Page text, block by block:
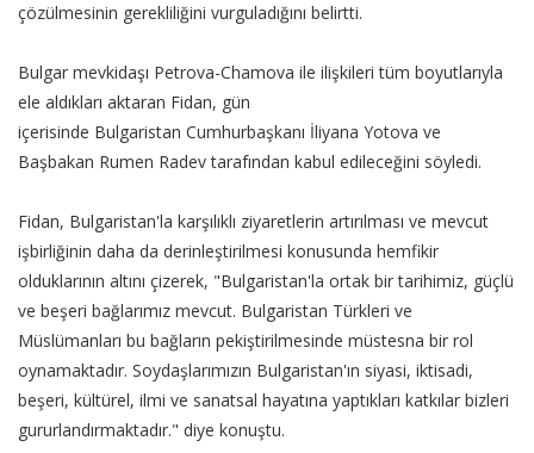
çözülmesinin gerekliliğini vurguladığını belirtti.
Bulgar mevkidaşı Petrova-Chamova ile ilişkileri tüm boyutlarıyla
ele aldıkları aktaran Fidan, gün
içerisinde Bulgaristan Cumhurbaşkanı İliyana Yotova ve
Başbakan Rumen Radev tarafından kabul edileceğini söyledi.
Fidan, Bulgaristan'la karşılıklı ziyaretlerin artırılması ve mevcut
işbirliğinin daha da derinleştirilmesi konusunda hemfikir
olduklarının altını çizerek, "Bulgaristan'la ortak bir tarihimiz, güçlü
ve beşeri bağlarımız mevcut. Bulgaristan Türkleri ve
Müslümanları bu bağların pekiştirilmesinde müstesna bir rol
oynamaktadır. Soydaşlarımızın Bulgaristan'ın siyasi, iktisadi,
beşeri, kültürel, ilmi ve sanatsal hayatına yaptıkları katkılar bizleri
gururlandırmaktadır." diye konuştu.